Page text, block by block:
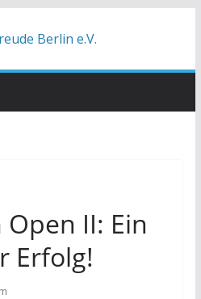
II: Ein
Erfolg!